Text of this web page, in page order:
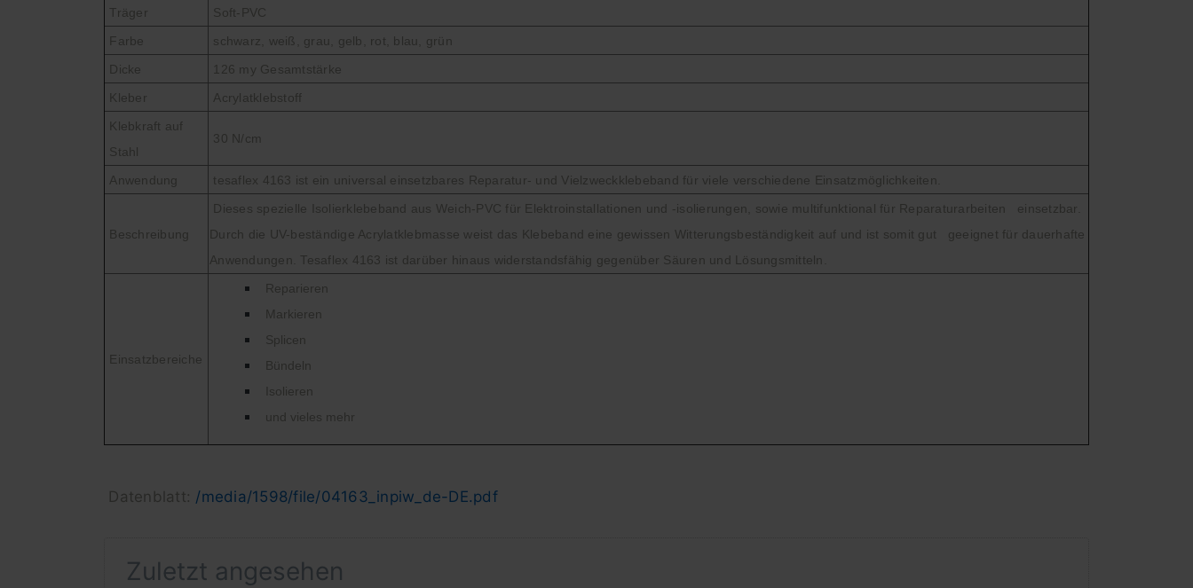
Träger
Soft-PVC
Farbe
schwarz, weiß, grau, gelb, rot, blau, grün
Dicke
126 my Gesamtstärke
Kleber
Acrylatklebstoff
Klebkraft auf
Stahl
30 N/cm
Anwendung tesaflex 4163 ist ein universal einsetzbares Reparatur- und Vielzweckklebeband für viele verschiedene Einsatzmöglichkeiten.
Beschreibung
Dieses spezielle Isolierklebeband aus Weich-PVC für Elektroinstallationen und -isolierungen, sowie multifunktional für Reparaturarbeiten einsetzbar.
Durch die UV-beständige Acrylatklebmasse weist das Klebeband eine gewissen Witterungsbeständigkeit auf und ist somit gut geeignet für dauerhafte
Anwendungen. Tesaflex 4163 ist darüber hinaus widerstandsfähig gegenüber Säuren und Lösungsmitteln.
Einsatzbereiche
Reparieren
Markieren
Splicen
Bündeln
Isolieren
und vieles mehr
Datenblatt: /media/1598/file/04163_inpiw_de-DE.pdf
Zuletzt angesehen